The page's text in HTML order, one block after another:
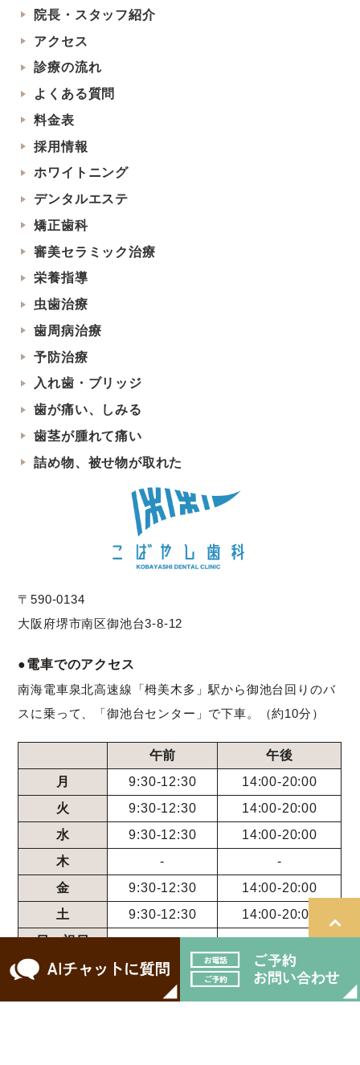
院長・スタッフ紹介
アクセス
診療の流れ
よくある質問
料金表
採用情報
ホワイトニング
デンタルエステ
矯正歯科
審美セラミック治療
栄養指導
虫歯治療
歯周病治療
予防治療
入れ歯・ブリッジ
歯が痛い、しみる
歯茎が腫れて痛い
詰め物、被せ物が取れた
〒590-0134
大阪府堺市南区御池台3-8-12
●電車でのアクセス
南海電車泉北高速線「栂美木多」駅から御池台回りのバ
スに乗って、「御池台センター」で下車。（約10分）
午前
午後
月
9:30-12:30
14:00-20:00
火
9:30-12:30
14:00-20:00
水
9:30-12:30
14:00-20:00
木
-
-
金
9:30-12:30
14:00-20:00
土
9:30-12:30
14:00-20:00
日・祝日
- -